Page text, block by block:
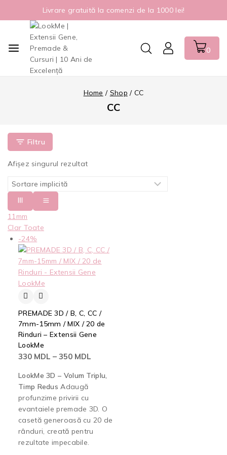
Livrare gratuită la comenzi de la 1000 lei!
0
Home / Shop / CC
CC
Filtru
Afișez singurul rezultat
11mm
Clar Toate
-24%
PREMADE 3D / B, C, CC /
7mm-15mm / MIX / 20 de
Rinduri – Extensii Gene
LookMe
330 MDL – 350 MDL
LookMe 3D – Volum Triplu,
Timp Redus Adaugă
profunzime privirii cu
evantaiele premade 3D. O
casetă generoasă cu 20 de
rânduri, creată pentru
rezultate impecabile.